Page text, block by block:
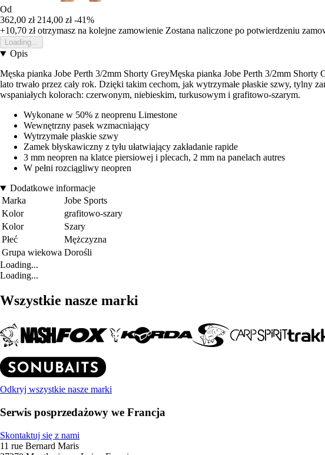
Od
362,00 zł 214,00 zł -41%
+10,70 złotrzymasz na kolejne zamowienie Zostana naliczone po potwierdzeniu
Loading...
Opis
Męska pianka Jobe Perth 3/2mm Shorty GreyMęska pianka Jobe Perth 3/2mm
lato trwało przez cały rok. Dzięki takim cechom, jak wytrzymałe płaskie szwy,
wspaniałych kolorach: czerwonym, niebieskim, turkusowym i grafitowo-szarym.
Wykonane w 50% z neoprenu Limestone
Wewnętrzny pasek wzmacniający
Wytrzymałe płaskie szwy
Zamek błyskawiczny z tyłu ułatwiający zakładanie rapide
3 mm neopren na klatce piersiowej i plecach, 2 mm na panelach autres
W pełni rozciągliwy neopren
Dodatkowe informacje
Marka
Jobe Sports
Kolor
grafitowo-szary
Kolor
Szary
Płeć
Mężczyzna
Grupa wiekowa Dorośli
Loading...
Loading...
Wszystkie nasze marki
Odkryj wszystkie nasze marki
Serwis posprzedażowy we Francja
Skontaktuj się z nami
11 rue Bernard Maris